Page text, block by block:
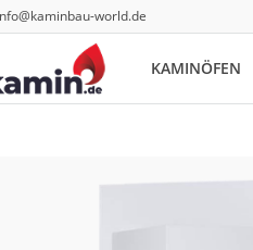
world.de
KAMINÖFEN